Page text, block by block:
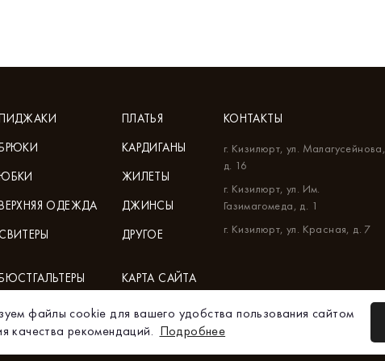
ОДЕЖДА
ПЛАТЬЯ
КАРДИГАНЫ
ЖИЛЕТЫ
ДЖИНСЫ
ДРУГОЕ
КАРТА САЙТА
ГАРАНТИЯ
КОНТАКТЫ
г. Кизилюрт, ул. Малагусейнова,
д. 16
г. Кизилюрт, ул. Им.
Газимагомеда, д. 1
г. Кизилюрт, ул. Красная, д. 7
файлы cookie для вашего удобства пользования сайтом
качества рекомендаций. Подробнее